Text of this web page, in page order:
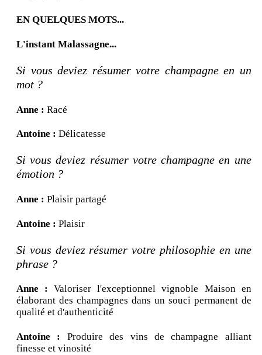
EN QUELQUES MOTS...
L'instant Malassagne...
Si vous deviez résumer votre champagne en un
mot ?
Anne : Racé
Antoine : Délicatesse
Si vous deviez résumer votre champagne en une
émotion ?
Anne : Plaisir partagé
Antoine : Plaisir
Si vous deviez résumer votre philosophie en une
phrase ?
Anne : Valoriser l'exceptionnel vignoble Maison en
élaborant des champagnes dans un souci permanent de
qualité et d'authenticité
Antoine : Produire des vins de champagne alliant
finesse et vinosité